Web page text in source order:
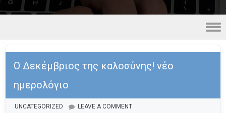
Ο Δεκέμβριος της καλοσύνης! νέο
ημερολόγιο
UNCATEGORIZED
LEAVE A COMMENT